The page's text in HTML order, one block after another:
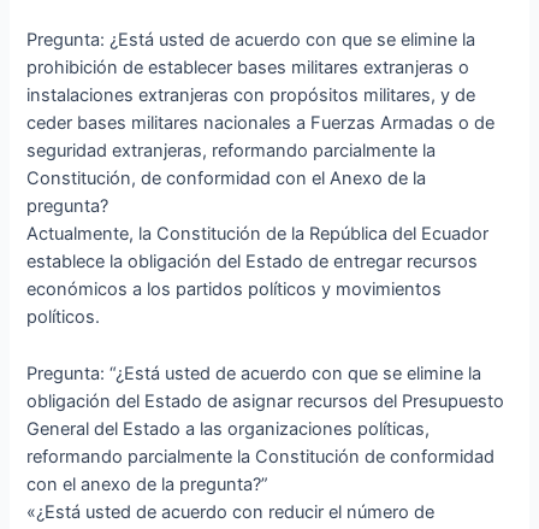
Pregunta: ¿Está usted de acuerdo con que se elimine la
prohibición de establecer bases militares extranjeras o
instalaciones extranjeras con propósitos militares, y de
ceder bases militares nacionales a Fuerzas Armadas o de
seguridad extranjeras, reformando parcialmente la
Constitución, de conformidad con el Anexo de la
pregunta?
Actualmente, la Constitución de la República del Ecuador
establece la obligación del Estado de entregar recursos
económicos a los partidos políticos y movimientos
políticos.
Pregunta: “¿Está usted de acuerdo con que se elimine la
obligación del Estado de asignar recursos del Presupuesto
General del Estado a las organizaciones políticas,
reformando parcialmente la Constitución de conformidad
con el anexo de la pregunta?”
«¿Está usted de acuerdo con reducir el número de